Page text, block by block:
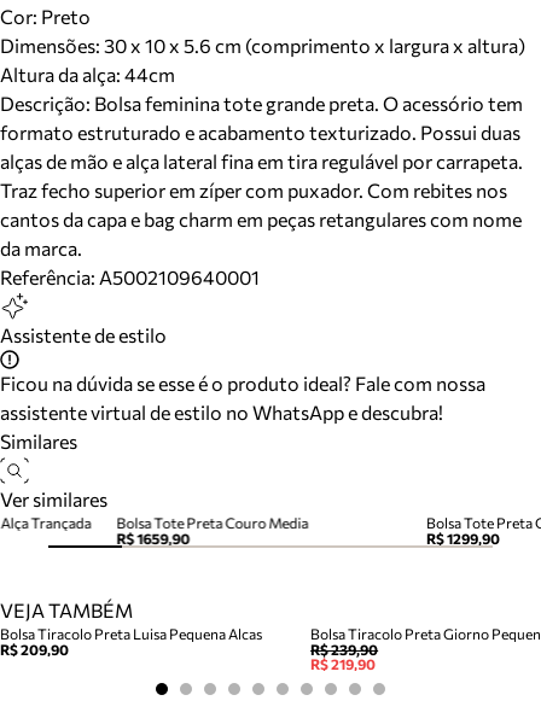
Cor: Preto
Dimensões: 30 x 10 x 5.6 cm (comprimento x largura x altura)
Altura da alça: 44cm
Descrição: Bolsa feminina tote grande preta. O acessório tem
formato estruturado e acabamento texturizado. Possui duas
alças de mão e alça lateral fina em tira regulável por carrapeta.
Traz fecho superior em zíper com puxador. Com rebites nos
cantos da capa e bag charm em peças retangulares com nome
da marca.
Referência: A5002109640001
Assistente de estilo
Ficou na dúvida se esse é o produto ideal? Fale com nossa
assistente virtual de estilo no WhatsApp e descubra!
Similares
Ver similares
Bolsa Tote Preta Couro Media
R$ 1659,90
Bolsa Tote Preta
R$ 1299,90
Trançada
VEJA TAMBÉM
Bolsa Tiracolo Preta Luisa Pequena Alcas
R$ 209,90
Bolsa Tiracolo Preta Giorno
R$ 239,90
R$ 219,90